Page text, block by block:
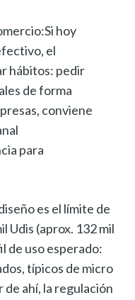
hoy
el
hábitos: pedir
de forma
conviene
para
es el límite de
Udis (aprox. 132 mil
de uso esperado:
típicos de micro
ahí, la regulación